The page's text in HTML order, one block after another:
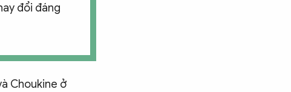
đổi đáng
Choukine ở